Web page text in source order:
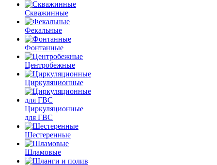
Скважинные
Фекальные
Фонтанные
Центробежные
Циркуляционные
Циркуляционные
для ГВС
Шестеренные
Шламовые